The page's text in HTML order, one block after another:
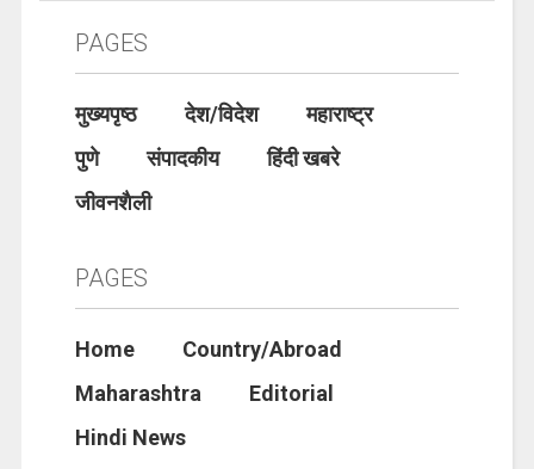
PAGES
मुख्यपृष्ठ देश/विदेश
महाराष्ट्र
पुणे
संपादकीय
हिंदी खबरे
जीवनशैली
PAGES
Home
Country/Abroad
Maharashtra
Editorial
Hindi News